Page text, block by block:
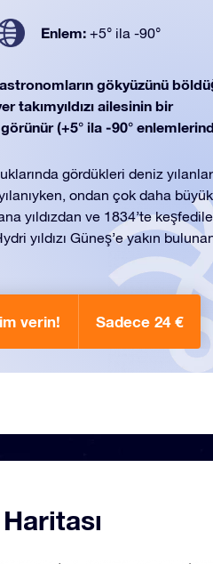
Enlem: +5° ila -90°
gökyüzünü
takımyıldızı ailesinin bir
(+5° ila -90°
gördükleri deniz
ondan çok daha büyük
yıldızdan ve 1834’te
yıldızı Güneş’e yakın
verin! Sadece 24 €